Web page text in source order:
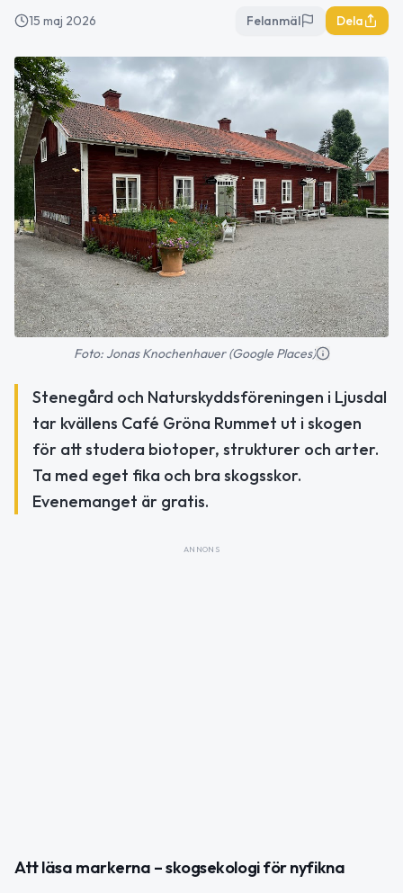
15 maj 2026 Felanmäl Dela
Foto: Jonas Knochenhauer (Google Places)
Stenegård och Naturskyddsföreningen i Ljusdal
tar kvällens Café Gröna Rummet ut i skogen
för att studera biotoper, strukturer och arter.
Ta med eget fika och bra skogsskor.
Evenemanget är gratis.
ANNONS
Att läsa markerna – skogsekologi för nyfikna